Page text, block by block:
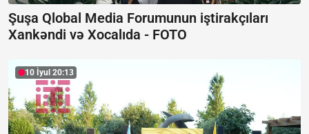
Şuşa Qlobal Media Forumunun iştirakçıları
Xankəndi və Xocalıda - FOTO
10 İyul 20:13